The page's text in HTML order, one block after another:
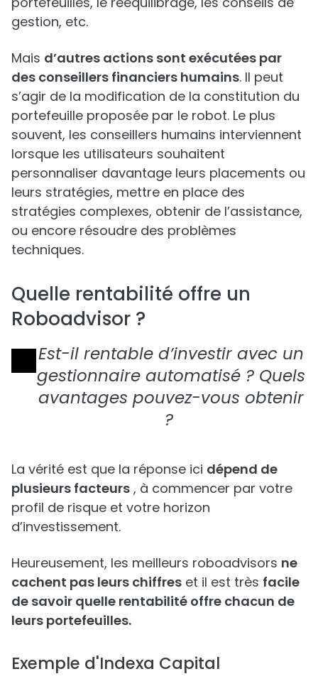
gestion, etc.
Mais d’autres actions sont exécutées par
des conseillers financiers humains. Il peut
s’agir de la modification de la constitution du
portefeuille proposée par le robot. Le plus
souvent, les conseillers humains interviennent
lorsque les utilisateurs souhaitent
personnaliser davantage leurs placements ou
leurs stratégies, mettre en place des
stratégies complexes, obtenir de l’assistance,
ou encore résoudre des problèmes
techniques.
Quelle rentabilité offre un
Roboadvisor ?
Est-il rentable d’investir avec un
gestionnaire automatisé ? Quels
avantages pouvez-vous obtenir
?
La vérité est que la réponse ici dépend de
plusieurs facteurs , à commencer par votre
profil de risque et votre horizon
d’investissement.
Heureusement, les meilleurs roboadvisors ne
cachent pas leurs chiffres et il est très facile
de savoir quelle rentabilité offre chacun de
leurs portefeuilles.
Exemple d'Indexa Capital